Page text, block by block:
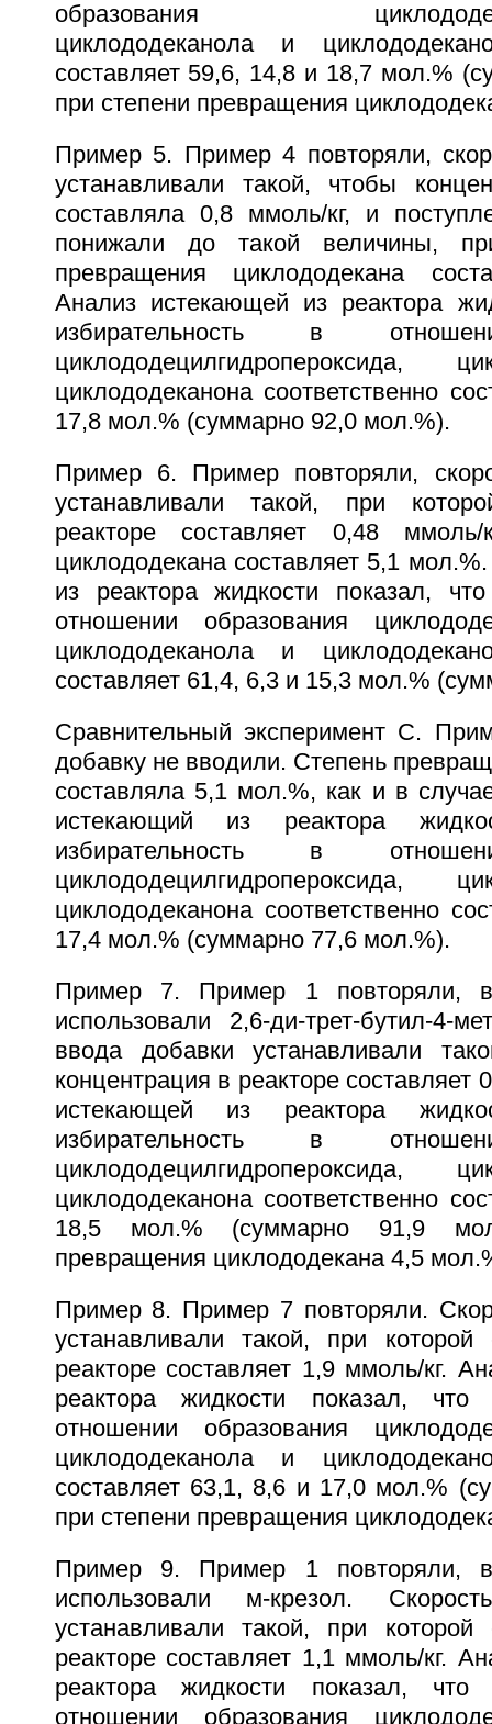
образования
циклододеканола и
составляет 59,6, 14,8 и 18,7 мол.%
при степени превращения
Пример 5. Пример 4 повторяли,
устанавливали такой, чтобы
составляла 0,8 ммоль/кг, и
понижали до такой величины,
превращения циклододекана
Анализ истекающей из реактора
избирательность в
циклододецилгидропероксида,
циклододеканона соответственно
17,8 мол.% (суммарно 92,0 мол.%).
Пример 6. Пример повторяли,
устанавливали такой, при
реакторе составляет 0,48
циклододекана составляет 5,1
из реактора жидкости показал,
отношении образования
циклододеканола и
составляет 61,4, 6,3 и 15,3 мол.%
Сравнительный эксперимент С.
добавку не вводили. Степень
составляла 5,1 мол.%, как и в
истекающий из реактора
избирательность в
циклододецилгидропероксида,
циклододеканона соответственно
17,4 мол.% (суммарно 77,6 мол.%).
Пример 7. Пример 1 повторяли, в
использовали 2,6-ди-трет-бутил-4-
ввода добавки устанавливали
концентрация в реакторе составляет
истекающей из реактора
избирательность в
циклододецилгидропероксида,
циклододеканона соответственно
18,5 мол.% (суммарно 91,9
превращения циклододекана 4,5
Пример 8. Пример 7 повторяли.
устанавливали такой, при
реакторе составляет 1,9 ммоль/кг.
реактора жидкости показал, что
отношении образования
циклододеканола и
составляет 63,1, 8,6 и 17,0 мол.%
при степени превращения
Пример 9. Пример 1 повторяли, в
использовали м-крезол.
устанавливали такой, при
реакторе составляет 1,1 ммоль/кг.
реактора жидкости показал, что
отношении образования